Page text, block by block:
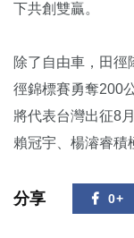
下共創雙贏。
除了自由車，田徑
徑錦標賽勇奪200
將代表台灣出征8
賴冠宇、楊濬睿積
分享 0+